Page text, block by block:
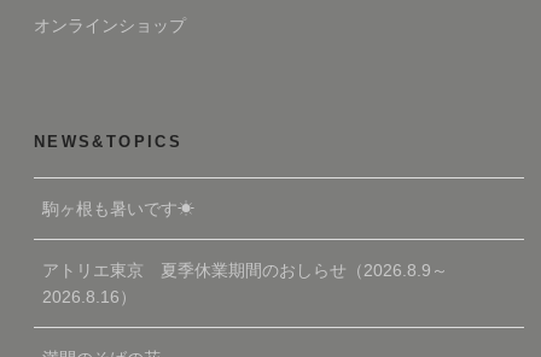
オンラインショップ
NEWS&TOPICS
駒ヶ根も暑いです☀
アトリエ東京 夏季休業期間のおしらせ（2026.8.9～
2026.8.16）